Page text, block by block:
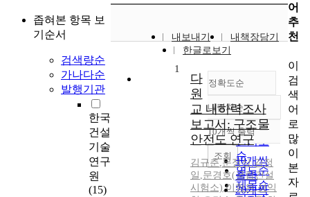
좁혀본 항목 보
기순서
검색량순
가나다순
발행기관
한국
건설
기술
연구
원
(15)
내보내기
내책장담기
한글로보기
정확도순
정확도
순
인기도
순
연도순
제목순
내림차순
내림차순
10개씩 출력
10개씩
출력
20개씩
조회
1
다
원
교 내하력조사
보고서: 구조물
안전도 연구
김규춘,문정상,김정
일 ,문경호(국립건설
시험소),이학은,성익
어
추
천
이
검
색
어
로
많
이
본
자